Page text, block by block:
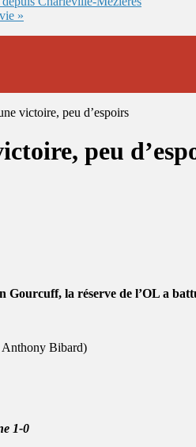
»
victoire, peu d’espoirs
peu
la réserve de l’OL a
Anthony Bibard)
1-0